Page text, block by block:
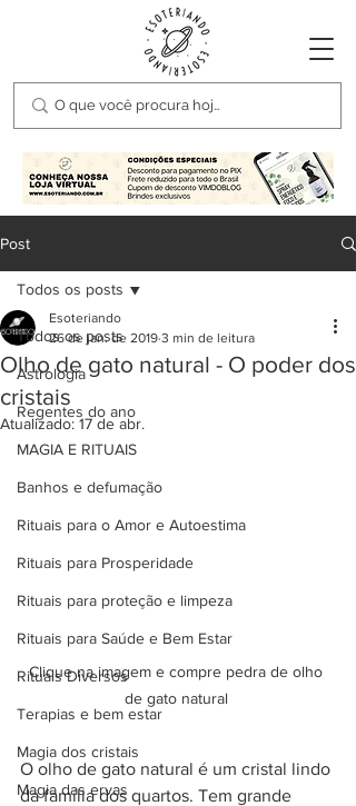
Post
Todos os posts
Astrologia
Regentes do ano
MAGIA E RITUAIS
Banhos e defumação
Rituais para o Amor e Autoestima
Rituais para Prosperidade
Rituais para proteção e limpeza
Rituais para Saúde e Bem Estar
Rituais Diversos
Terapias e bem estar
Magia dos cristais
Magia das ervas
Todos os posts
Olho de gato natural - O poder dos
cristais
Esoteriando
26 de jan. de 2019 3 min de leitura
Atualizado: 17 de abr.
Clique na imagem e compre pedra de olho
de gato natural
O olho de gato natural é um cristal lindo
da família dos quartos. Tem grande